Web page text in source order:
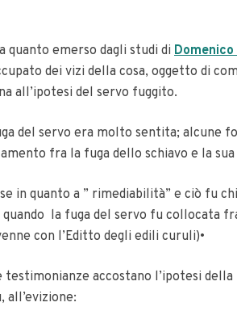
quanto emerso dagli studi di Domenico
dei vizi della cosa, oggetto di
all’ipotesi del servo fuggito.
del servo era molto sentita; alcune
fra la fuga dello schiavo e la
in quanto a ” rimediabilità” e ciò fu
la fuga del servo fu collocata
con l’Editto degli edili curuli)•
accostano l’ipotesi
all’evizione: